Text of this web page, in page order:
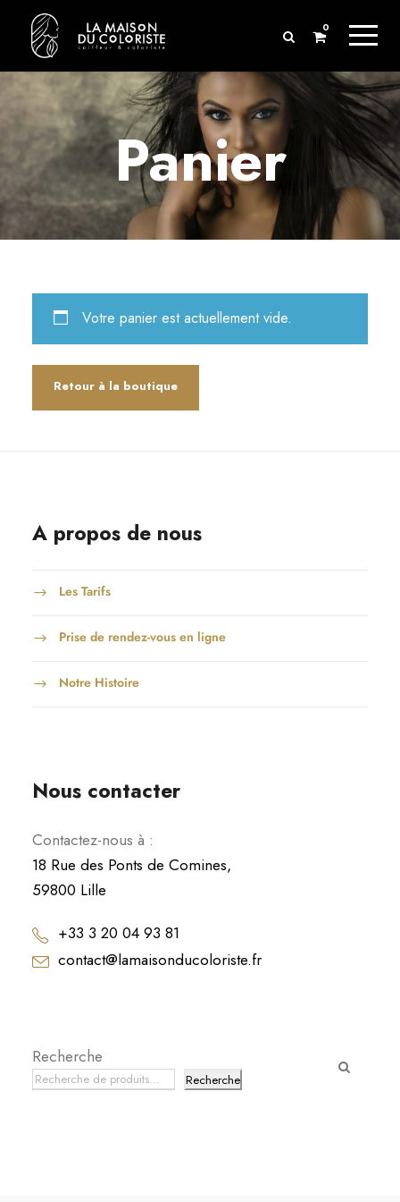
0
Panier
Votre panier est actuellement vide.
Retour à la boutique
A propos de nous
Les Tarifs
Prise de rendez-vous en ligne
Notre Histoire
Nous contacter
Contactez-nous à :
18 Rue des Ponts de Comines,
59800 Lille
+33 3 20 04 93 81
contact@lamaisonducoloriste.fr
Recherche
Recherche